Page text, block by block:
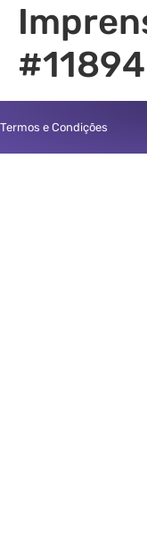
#11894
Termos e Condições